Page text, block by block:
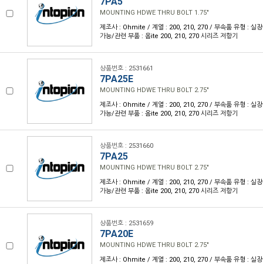
MOUNTING HDWE THRU BOLT 1.75"
제조사 : Ohmite / 계열 : 200, 210, 270 / 부속품 유형 : 실
가능/관련 부품 : 옴ite 200, 210, 270 시리즈 저항기
상품번호 : 2531661
7PA25E
MOUNTING HDWE THRU BOLT 2.75"
제조사 : Ohmite / 계열 : 200, 210, 270 / 부속품 유형 : 실
가능/관련 부품 : 옴ite 200, 210, 270 시리즈 저항기
상품번호 : 2531660
7PA25
MOUNTING HDWE THRU BOLT 2.75"
제조사 : Ohmite / 계열 : 200, 210, 270 / 부속품 유형 : 실
가능/관련 부품 : 옴ite 200, 210, 270 시리즈 저항기
상품번호 : 2531659
7PA20E
MOUNTING HDWE THRU BOLT 2.75"
제조사 : Ohmite / 계열 : 200, 210, 270 / 부속품 유형 : 실